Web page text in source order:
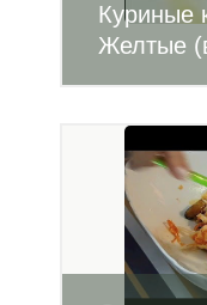
Куриные
Желтые